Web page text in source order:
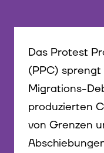
Das Protest
(PPC)
Migrations-
produzierten
von Grenzen